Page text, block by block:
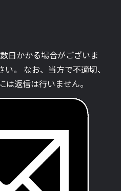
日かかる場合がございま
。 なお、当方で不適切、
返信は行いません。